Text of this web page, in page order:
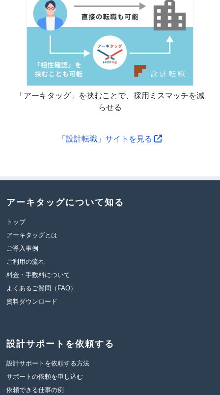
「アーキタッグ」を挟むことで、採用ミスマッチを減
らせる
「設計転職」サイトを見る
アーキタッグについて知る
トップ
アーキタッグとは
ご導入事例
ご利用の流れ
料金・手数料について
よくあるご質問（FAQ）
資料ダウンロード
設計サポートを依頼する
設計サポートを依頼する方法
サポートの依頼を申し込む
依頼できる仕事の例